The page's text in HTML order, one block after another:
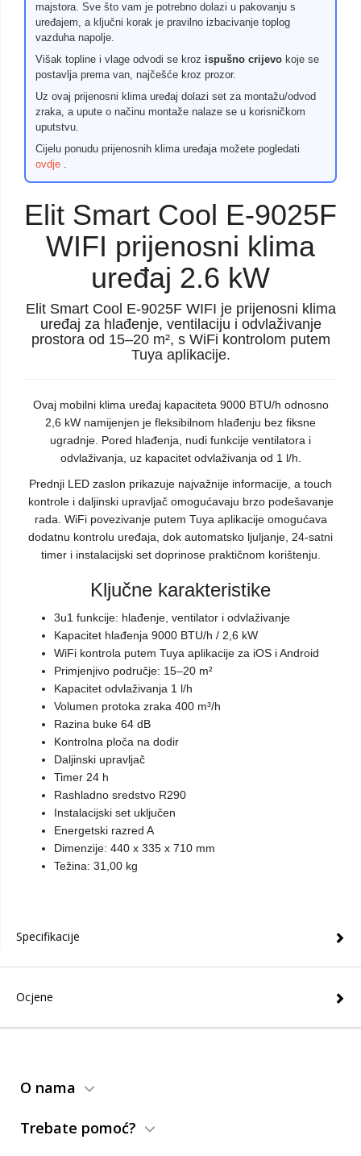
majstora. Sve što vam je potrebno dolazi u pakovanju s
uređajem, a ključni korak je pravilno izbacivanje toplog
vazduha napolje.
Višak topline i vlage odvodi se kroz ispušno crijevo koje se
postavlja prema van, najčešće kroz prozor.
Uz ovaj prijenosni klima uređaj dolazi set za montažu/odvod
zraka, a upute o načinu montaže nalaze se u korisničkom
uputstvu.
Cijelu ponudu prijenosnih klima uređaja možete pogledati
ovdje .
Elit Smart Cool E-9025F
WIFI prijenosni klima
uređaj 2.6 kW
Elit Smart Cool E-9025F WIFI je prijenosni klima
uređaj za hlađenje, ventilaciju i odvlaživanje
prostora od 15–20 m², s WiFi kontrolom putem
Tuya aplikacije.
Ovaj mobilni klima uređaj kapaciteta 9000 BTU/h odnosno
2,6 kW namijenjen je fleksibilnom hlađenju bez fiksne
ugradnje. Pored hlađenja, nudi funkcije ventilatora i
odvlaživanja, uz kapacitet odvlaživanja od 1 l/h.
Prednji LED zaslon prikazuje najvažnije informacije, a touch
kontrole i daljinski upravljač omogućavaju brzo podešavanje
rada. WiFi povezivanje putem Tuya aplikacije omogućava
dodatnu kontrolu uređaja, dok automatsko ljuljanje, 24-satni
timer i instalacijski set doprinose praktičnom korištenju.
Ključne karakteristike
3u1 funkcije: hlađenje, ventilator i odvlaživanje
Kapacitet hlađenja 9000 BTU/h / 2,6 kW
WiFi kontrola putem Tuya aplikacije za iOS i Android
Primjenjivo područje: 15–20 m²
Kapacitet odvlaživanja 1 l/h
Volumen protoka zraka 400 m³/h
Razina buke 64 dB
Kontrolna ploča na dodir
Daljinski upravljač
Timer 24 h
Rashladno sredstvo R290
Instalacijski set uključen
Energetski razred A
Dimenzije: 440 x 335 x 710 mm
Težina: 31,00 kg
Specifikacije
Ocjene
O nama
Trebate pomoć?